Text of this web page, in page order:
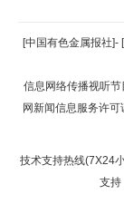
[中国有色金属报社]-
信息网络传播视听
网新闻信息服务许
技术支持热线(7X24
支